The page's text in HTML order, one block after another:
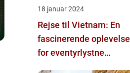
18 januar 2024
Rejse til Vietnam: En
fascinerende oplevelse
for eventyrlystne